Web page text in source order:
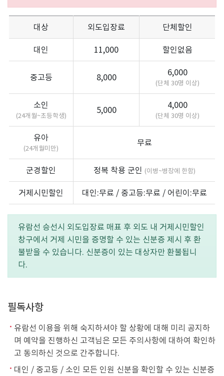
대상 외도입장료 단체할인
대인 11,000 할인없음
중고등 8,000 6,000
(단체 30명 이상)
소인
(24개월~초등학생)
5,000 4,000
(단체 30명 이상)
유아
(24개월미만)
무료
군경할인 정복 착용 군인 (이병~병장에 한함)
거제시민할인 대인:무료 / 중고등:무료 / 어린이:무료
유람선 승선시 외도입장료 매표 후 외도 내 거제시민할인
창구에서 거제 시민을 증명할 수 있는 신분증 제시 후 환
불받을 수 있습니다. 신분증이 있는 대상자만 환불됩니
다.
필독사항
유람선 이용을 위해 숙지하셔야 할 상황에 대해 미리 공지하
며 예약을 진행하신 고객님은 모든 주의사항에 대하여 확인하
고 동의하신 것으로 간주합니다.
대인 / 중고등 / 소인 모든 인원 신분을 확인할 수 있는 신분증